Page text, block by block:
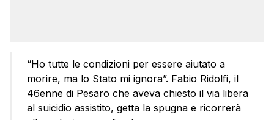
“Ho tutte le condizioni per essere aiutato a
morire, ma lo Stato mi ignora”. Fabio Ridolfi, il
46enne di Pesaro che aveva chiesto il via libera
al suicidio assistito, getta la spugna e ricorrerà